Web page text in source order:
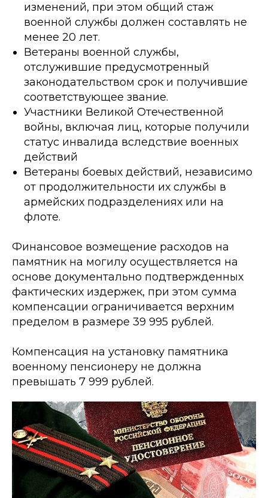
изменений, при этом общий стаж
военной службы должен составлять не
менее 20 лет.
Ветераны военной службы,
отслужившие предусмотренный
законодательством срок и получившие
соответствующее звание.
Участники Великой Отечественной
войны, включая лиц, которые получили
статус инвалида вследствие военных
действий
Ветераны боевых действий, независимо
от продолжительности их службы в
армейских подразделениях или на
флоте.
Финансовое возмещение расходов на
памятник на могилу осуществляется на
основе документально подтвержденных
фактических издержек, при этом сумма
компенсации ограничивается верхним
пределом в размере 39 995 рублей.
Компенсация на установку памятника
военному пенсионеру не должна
превышать 7 999 рублей.